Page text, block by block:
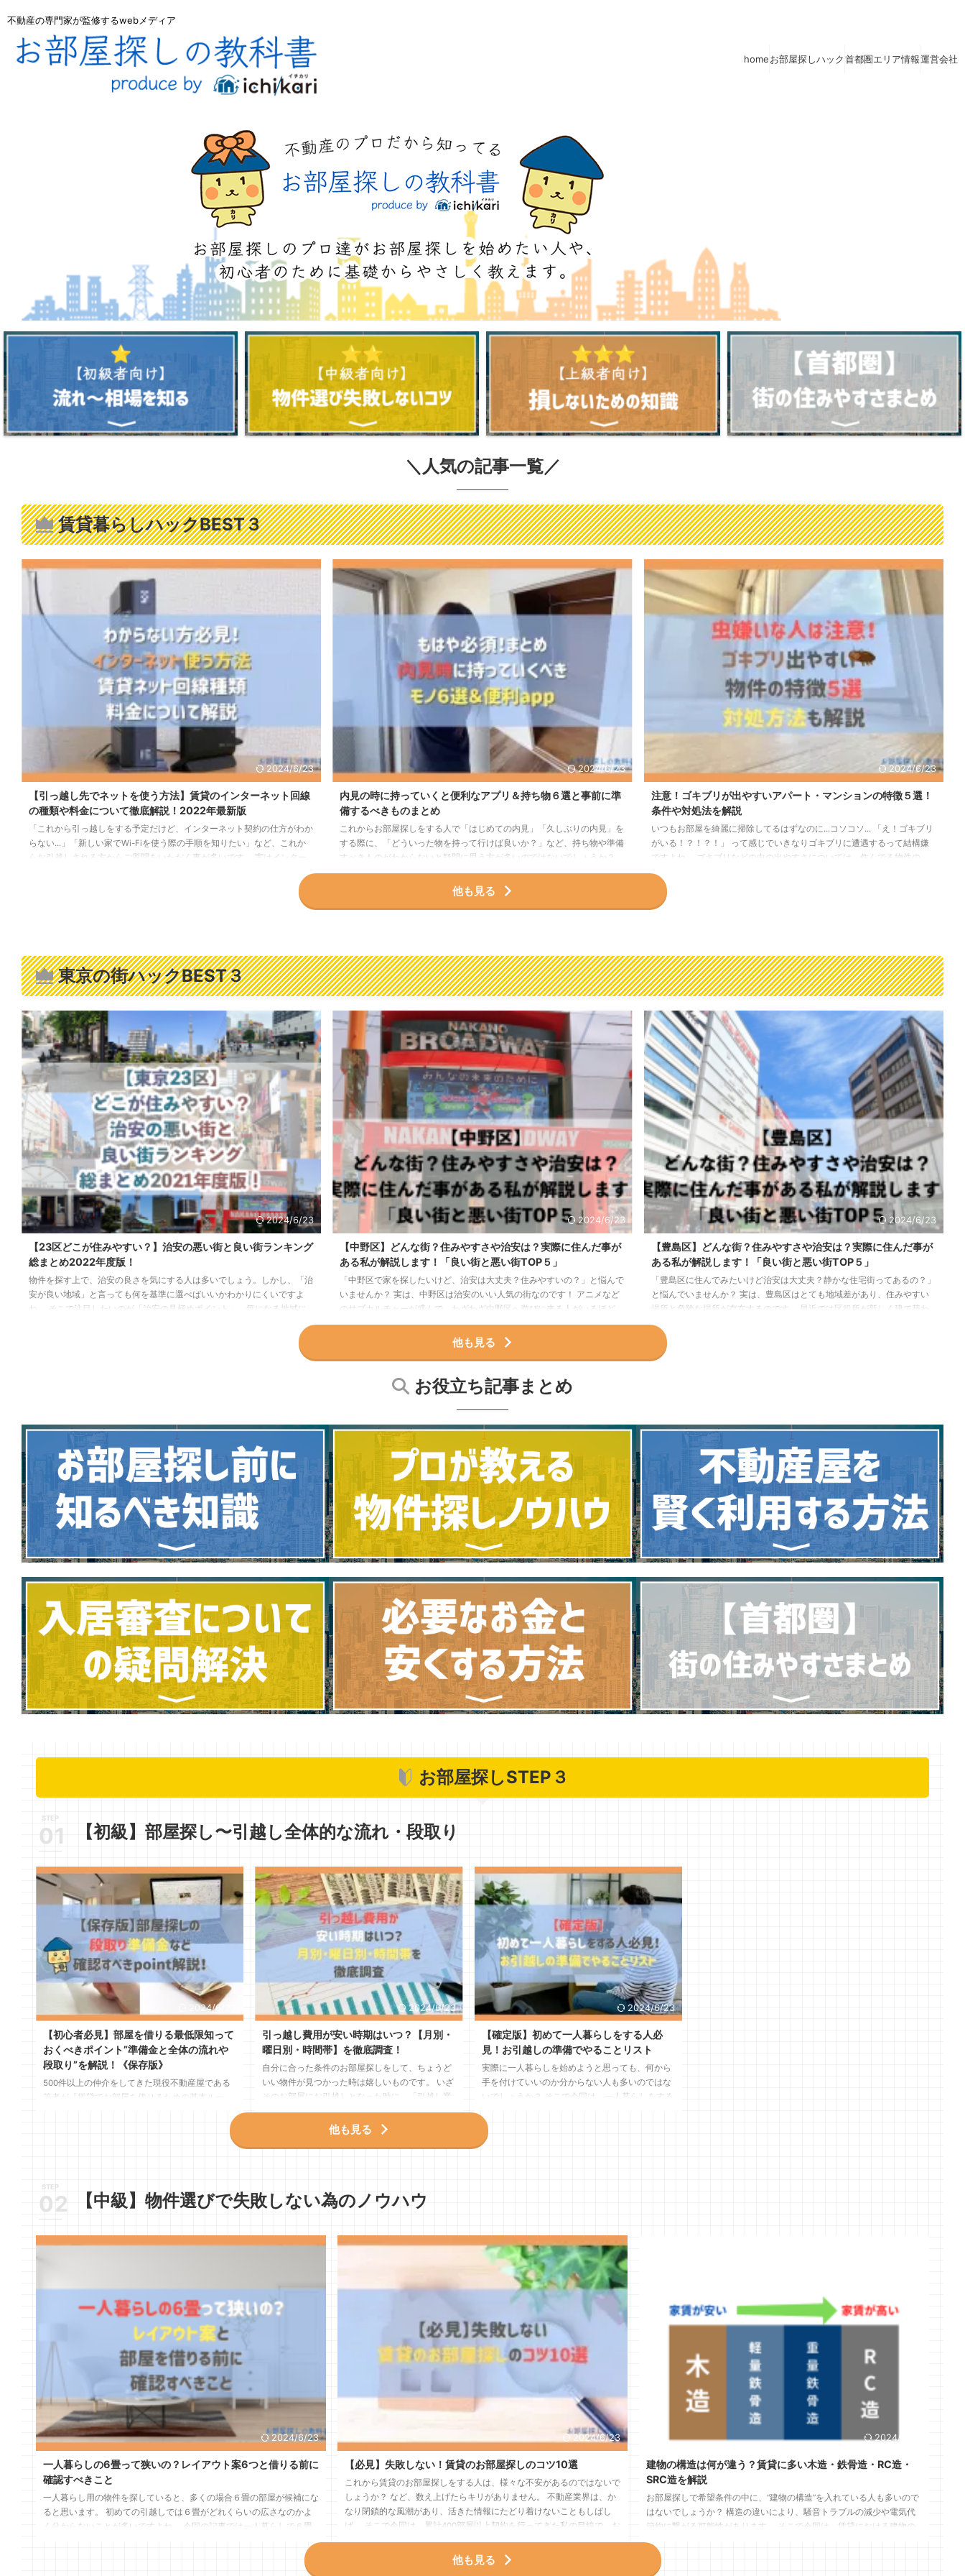
不動産の専門家が監修するwebメディア
homeお部屋探しハック首都圏エリア情報運営会社
＼ 人気の記事一覧／
賃貸暮らしハックBEST３
2024/6/23
【引っ越し先でネットを使う方法】賃貸のインターネット回線
の種類や料金について徹底解説！2022年最新版
「これから引っ越しをする予定だけど、インターネット契約の仕方がわか
らない...」「新しい家でWi-Fiを使う際の手順を知りたい」など、これか
らお引越しされる方からご質問をいただく事が多いです。 実はインター
て、適切な対応をしなくてはなりません。 そこでこの記事では、引っ越
しする際のインターネットに関する手続きや流れについてを解説します。
2024/6/23
内見の時に持っていくと便利なアプリ＆持ち物６選と事前に準
備するべきものまとめ
これからお部屋探しをする人で「はじめての内見」「久しぶりの内見」を
する際に、「どういった物を持って行けば良いか？」など、持ち物や準備
すべきものがわからないと疑問に思う方が多いのではないでしょうか？
結論から言うと、基本的には「内見の際に必須の持ち物はありません！」
なので、内見は手ぶらで行っても全く問題はありません。 ただ、「気に
2024/6/23
注意！ゴキブリが出やすいアパート・マンションの特徴５選！
条件や対処法を解説
いつもお部屋を綺麗に掃除してるはずなのに...コソコソ... 「え！ゴキブリ
がいる！？！？！」 って感じでいきなりゴキブリに遭遇するって結構嫌
ですよね。 ゴキブリなどの虫の出やすさについては、住んでる物件の
「周辺環境」や「構造」などが大きく関わってきます。 この記事ではゴ
キブリが出やすいマンション・アパートの特徴とゴキブリに遭遇しないた
めの対策について解説していきます。最後まで読めばどのような環境のマ
他も見る
東京の街ハックBEST３
2024/6/23
【23区どこが住みやすい？】治安の悪い街と良い街ランキング
総まとめ2022年度版！
物件を探す上で、治安の良さを気にする人は多いでしょう。しかし、「治
安が良い地域」と言っても何を基準に選べばいいかわかりにくいですよ
ね。 そこで注目したいのが「治安の見極めポイント」。気になる地域に
のが難しい人も多いはず。その場合は、地域の犯罪発生マップや口コミを
見て治安を見極めるのがおすすめです。 特に、犯罪発生率はぜひ参考に
2024/6/23
【中野区】どんな街？住みやすさや治安は？実際に住んだ事が
ある私が解説します！「良い街と悪い街TOP５」
「中野区で家を探したいけど、治安は大丈夫？住みやすいの？」と悩んで
いませんか？ 実は、中野区は治安のいい人気の街なのです！ アニメなど
のサブカルチャーが盛んで、わざわざ中野区へ遊びに来る人がいるほど。
大きな防災公園や交番・警察署も多いので、安心して住めるのも中野区の
魅力でしょう。 最近は大規模な再開発が進められており、古くきたない
のかをご紹介します。 最後まで読むと、中野 ...
2024/6/23
【豊島区】どんな街？住みやすさや治安は？実際に住んだ事が
ある私が解説します！「良い街と悪い街TOP５」
「豊島区に住んでみたいけど治安は大丈夫？静かな住宅街ってあるの？」
と悩んでいませんか？ 実は、豊島区はとても地域差があり、住みやすい
場所と危険な場所が存在するのです。 最近では区役所が新しく建て替わ
り、東池袋には大きな防災公園ができた一方、池袋駅前などの繁華街では
犯罪も多く古い建物が多く存在します。 この記事では、豊島区に3年住ん
でいた筆者が、豊島区はどんな街なのか、地域ごとの治安はどうなのかを
他も見る
お役立ち記事まとめ
お部屋探しSTEP３
【初級】部屋探し〜引越し全体的な流れ・段取り
2024/6/23
【初心者必見】部屋を借りる最低限知って
おくべきポイント”準備金と全体の流れや
段取り”を解説！《保存版》
500件以上の仲介をしてきた現役不動産屋である
筆者が「賃貸でお部屋を借りるための基本ルー
部屋探しのベストなタイミングと初期費用を安く
するポイントや必要経費について〜①物件を選ぶ
⑥初期費用のお支払い⑦契約書に署名・捺印〜
仲介手数料０円の話は
2024/6/23
引っ越し費用が安い時期はいつ？【月別・
曜日別・時間帯】を徹底調査！
自分に合った条件のお部屋探しをして、ちょうど
いい物件が見つかった時は嬉しいものです。 いざ
そのお部屋にお引越しとなった時に、「引越し業
者はどこがいい？」や「引越し費用が安くなる時
期はあるの？」といった疑問をもつ人もいらっし
高くても早く動ける業者に依頼するしかない状況
に陥ってしまうことも。 そうなる前に、お引越し
2024/6/23
【確定版】初めて一人暮らしをする人必
見！お引越しの準備でやることリスト
実際に一人暮らしを始めようと思っても、何から
手を付けていいのか分からない人も多いのではな
いでしょうか？ そこで今回は、一人暮らしをする
ら一人暮らしを始めようとしている人は、ぜひ最
後までご覧いただき参考にしてみてください。 一
他も見る
【中級】物件選びで失敗しない為のノウハウ
2024/6/23
一人暮らしの6畳って狭いの？レイアウト案6つと借りる前に
確認すべきこと
一人暮らし用の物件を探していると、多くの場合６畳の部屋が候補にな
ると思います。 初めての引越しでは６畳がどれくらいの広さなのかよ
く分からないことが多いですよね。 今回の記事では一人暮らしで６畳
畳の部屋にオススメのレイアウトについて分かりやすく解説します。
一人暮らしの6畳は狭い？ 一般的に一人暮らしの人は「ワンルーム」か
2024/6/23
【必見】失敗しない！賃貸のお部屋探しのコツ10選
これから賃貸のお部屋探しをする人は、様々な不安があるのではないで
しょうか？ など、数え上げたらキリがありません。 不動産業界は、か
なり閉鎖的な風潮があり、活きた情報にたどり着けないこともしばし
ば。 そこで今回は、累計400部屋以上契約を行ってきた私の目線で、お
部屋探しを失敗しない為のコツを解説します。 これからお部屋探しを
する人、お部屋探しをしているけどなかなか良いお部屋が見つからない
人は必見です。 最後までご覧いただき、今後のお部屋探しに役立てて
2024/6/23
建物の構造は何が違う？賃貸に多い木造・鉄骨造・RC造・
SRC造を解説
お部屋探しで希望条件の中に、“建物の構造”を入れている人も多いので
はないでしょうか？ 構造の違いにより、騒音トラブルの減少や電気代
節約に繋がる可能性があります。 そこで今回は、賃貸における建物の
構造について解説します。 まだお部屋探しを始めてなく、希望条件が
決まっていない人は、この記事を見て建物の構造による違いを覚えてお
くと、お部屋探しに役立つこと間違いなしです。 最後までご覧いただ
他も見る